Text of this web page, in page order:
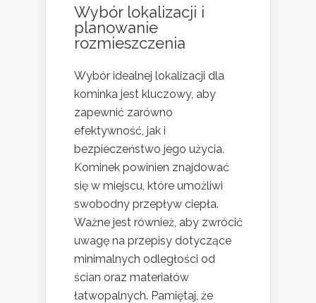
Wybór lokalizacji i
planowanie
rozmieszczenia
Wybór idealnej lokalizacji dla
kominka jest kluczowy, aby
zapewnić zarówno
efektywność, jak i
bezpieczeństwo jego użycia.
Kominek powinien znajdować
się w miejscu, które umożliwi
swobodny przepływ ciepła.
Ważne jest również, aby zwrócić
uwagę na przepisy dotyczące
minimalnych odległości od
ścian oraz materiałów
łatwopalnych. Pamiętaj, że